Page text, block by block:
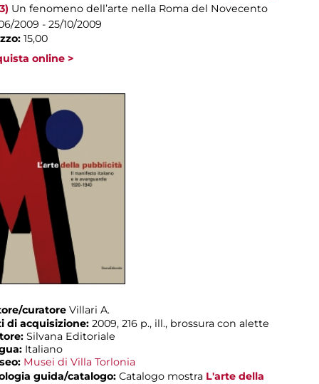
Un fenomeno dell’arte nella Roma del Novecento
2009 - 25/10/2009
15,00
online >
curatore Villari A.
di acquisizione: 2009, 216 p., ill., brossura con alette
Silvana Editoriale
Italiano
Musei di Villa Torlonia
guida/catalogo: Catalogo mostra L'arte della